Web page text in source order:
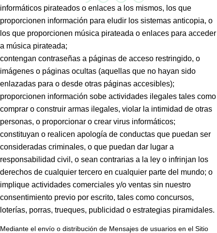
informáticos pirateados o enlaces a los mismos, los que
proporcionen información para eludir los sistemas anticopia, o
los que proporcionen música pirateada o enlaces para acceder
a música pirateada;
contengan contraseñas a páginas de acceso restringido, o
imágenes o páginas ocultas (aquellas que no hayan sido
enlazadas para o desde otras páginas accesibles);
proporcionen información sobe actividades ilegales tales como
comprar o construir armas ilegales, violar la intimidad de otras
personas, o proporcionar o crear virus informáticos;
constituyan o realicen apología de conductas que puedan ser
consideradas criminales, o que puedan dar lugar a
responsabilidad civil, o sean contrarias a la ley o infrinjan los
derechos de cualquier tercero en cualquier parte del mundo; o
implique actividades comerciales y/o ventas sin nuestro
consentimiento previo por escrito, tales como concursos,
loterías, porras, trueques, publicidad o estrategias piramidales.
Mediante el envío o distribución de Mensajes de usuarios en el Sitio